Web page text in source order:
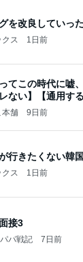
を改良していっ
ス 1日前
てこの時代に嘘
ない】【通用す
本舗 9日前
行きたくない韓
ス 1日前
接3
パ戦記 7日前